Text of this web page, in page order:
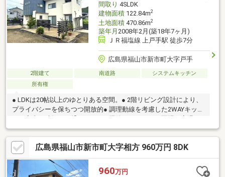
間取り 4SLDK
建物面積122.84m2
土地面積470.86m2
築年月 2008年2月(築18年7ヶ月)
ＪＲ福塩線 上戸手駅 徒歩7分
広島県福山市新市町大字戸手
2階建て 南道路
システムキッチン
所有権
● LDKは20帖以上のゆとりある空間。● 2階リビング設計により、
プライバシーを保ちつつ開放的● 調理動線を考慮した2WAYキッチ
上がりにくいIHキッチンを採用● 各居室に収納を確保。季節用品
も整理しやすい4LDK+Sの間取り● 南向きのバルコニーからは気持
ちの良い風が通り抜けます● 室内は空家のため、実際の広さや日
当たりをゆっくりご確認可能です
広島県福山市新市町大字相方 960万円 8DK
960万円